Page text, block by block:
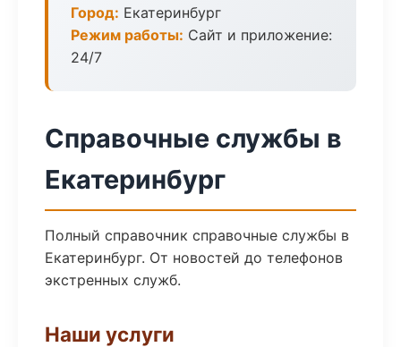
Город: Екатеринбург
Режим работы: Сайт и приложение:
24/7
Справочные службы в
Екатеринбург
Полный справочник справочные службы в
Екатеринбург. От новостей до телефонов
экстренных служб.
Наши услуги